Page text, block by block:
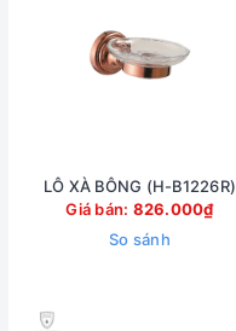
LÔ XÀ BÔNG (H-B1226R)
Giá bán: 826.000₫
So sánh